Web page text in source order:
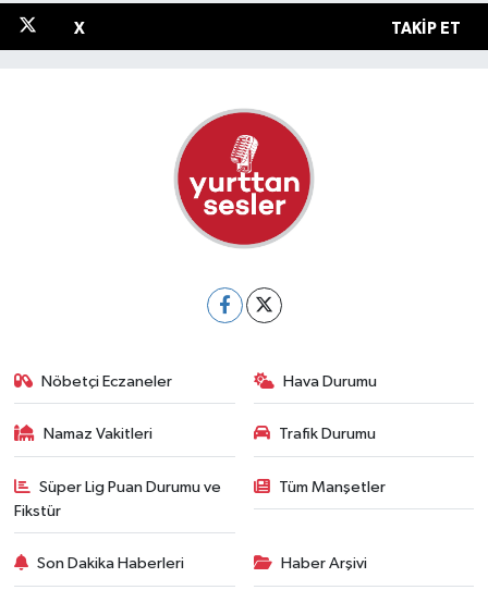
X TAKIP ET
Nöbetçi Eczaneler Hava Durumu
Namaz Vakitleri Trafik Durumu
Süper Lig Puan Durumu ve
Fikstür
Tüm Manşetler
Son Dakika Haberleri Haber Arşivi